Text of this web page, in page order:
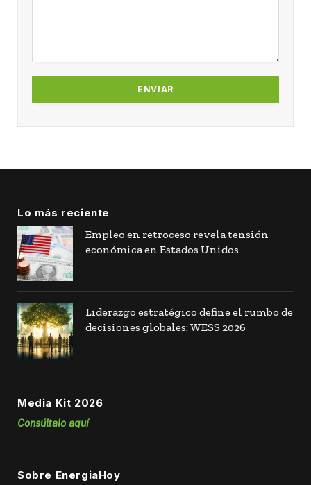
Lo más reciente
Empleo en retroceso revela tensión
económica en Estados Unidos
Liderazgo estratégico define el rumbo de
decisiones globales: WESS 2026
Media Kit 2026
Consúltalo aquí
Sobre EnergiaHoy